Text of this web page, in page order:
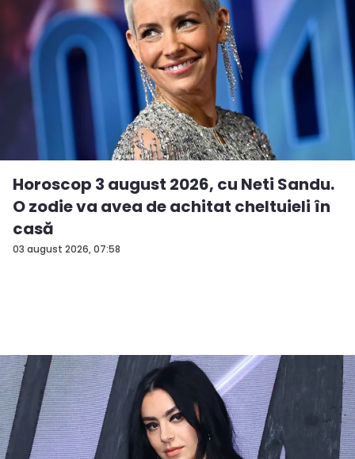
03 august 2026, 07:58
Horoscop 3 august 2026, cu Neti Sandu.
O zodie va avea de achitat cheltuieli în
casă